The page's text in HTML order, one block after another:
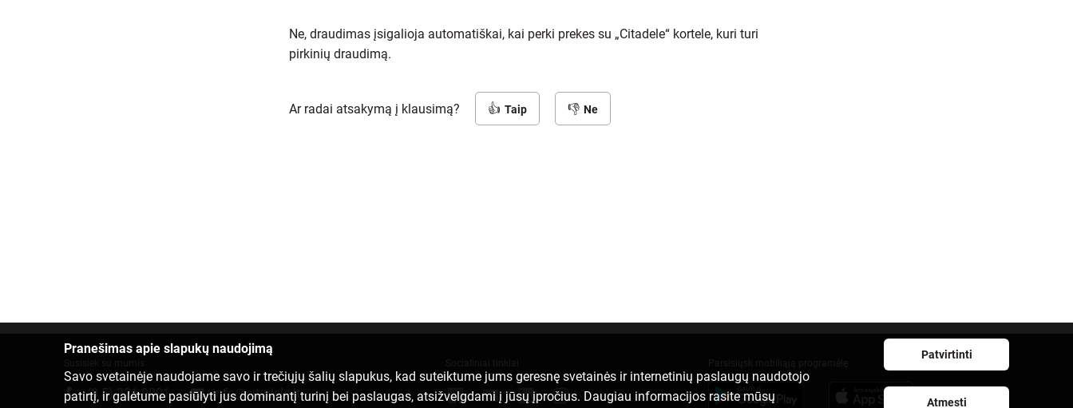
Ne, draudimas įsigalioja automatiškai, kai perki prekes su „Citadele“ kortele, kuri turi
pirkinių draudimą.
Ar radai atsakymą į klausimą? Taip Ne
Pranešimas apie slapukų naudojimą
Savo svetainėje naudojame savo ir trečiųjų šalių slapukus, kad suteiktume jums geresnę svetainės ir internetinių paslaugų naudotojo
patirtį, ir galėtume pasiūlyti jus dominantį turinį bei paslaugas, atsižvelgdami į jūsų įpročius. Daugiau informacijos rasite mūsų
Patvirtinti
Atmesti
(8 5) 221 9091 info@citadele.lt